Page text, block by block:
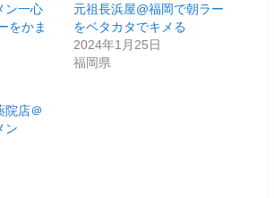
ン一心
をかま
元祖長浜屋@福岡で朝ラー
をベタカタでキメる
2024年1月25日
福岡県
院店＠
ン